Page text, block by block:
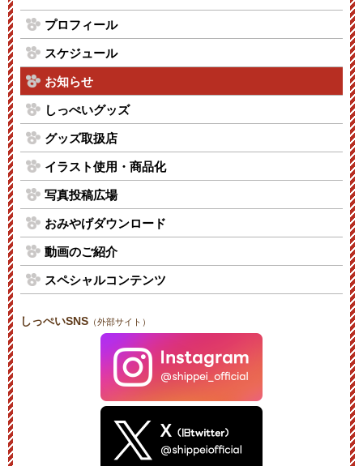
プロフィール
スケジュール
お知らせ
しっぺいグッズ
グッズ取扱店
イラスト使用・商品化
写真投稿広場
おみやげダウンロード
動画のご紹介
スペシャルコンテンツ
しっぺいSNS （外部サイト）